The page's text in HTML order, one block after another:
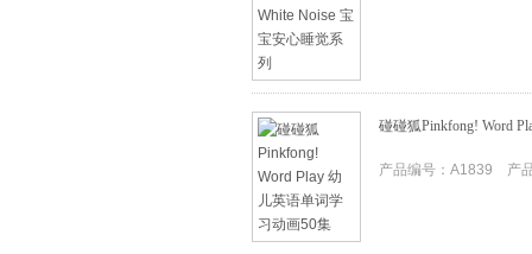
碰碰狐Pinkfong! Word
产品编号：A1839 产